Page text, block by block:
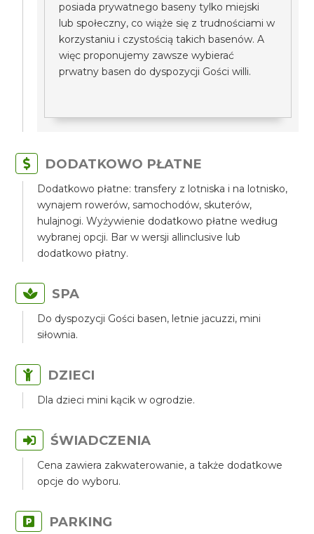
posiada prywatnego baseny tylko miejski
lub społeczny, co wiąże się z trudnościami w
korzystaniu i czystością takich basenów. A
więc proponujemy zawsze wybierać
prwatny basen do dyspozycji Gości willi.
DODATKOWO PŁATNE
Dodatkowo płatne: transfery z lotniska i na lotnisko,
wynajem rowerów, samochodów, skuterów,
hulajnogi. Wyżywienie dodatkowo płatne według
wybranej opcji. Bar w wersji allinclusive lub
dodatkowo płatny.
SPA
Do dyspozycji Gości basen, letnie jacuzzi, mini
siłownia.
DZIECI
Dla dzieci mini kącik w ogrodzie.
ŚWIADCZENIA
Cena zawiera zakwaterowanie, a także dodatkowe
opcje do wyboru.
PARKING